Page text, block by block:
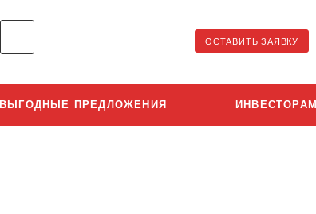
ОСТАВИТЬ ЗАЯВКУ
ВЫГОДНЫЕ ПРЕДЛОЖЕНИЯ ИНВЕСТОРАМ